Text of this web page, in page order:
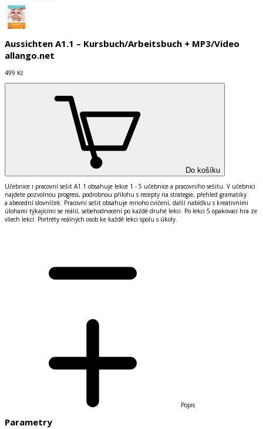
Aussichten A1.1 – Kursbuch/Arbeitsbuch + MP3/Video
allango.net
499 Kč
Do košíku
Učebnice i pracovní sešit A1.1 obsahuje lekce 1 - 5 učebnice a pracovního sešitu. V učebnici
najdete pozvolnou progresi, podrobnou přílohu s recepty na strategie, přehled gramatiky
a abecední slovníček. Pracovní sešit obsahuje mnoho cvičení, další nabídku s kreativními
úlohami týkajícími se reálií, sebehodnocení po každé druhé lekci. Po lekci 5 opakovací hra ze
všech lekcí . Portréty reálných osob ke každé lekci spolu s úkoly.
Popis
Parametry